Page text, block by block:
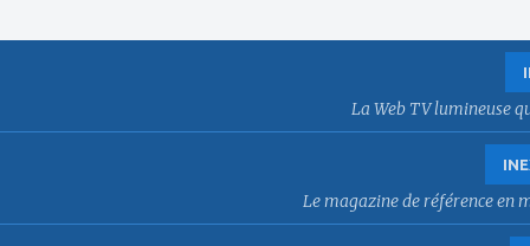
La Web TV lumineuse
Le magazine de référence en